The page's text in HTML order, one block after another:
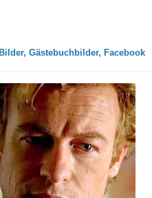
Gästebuchbilder, Facebook